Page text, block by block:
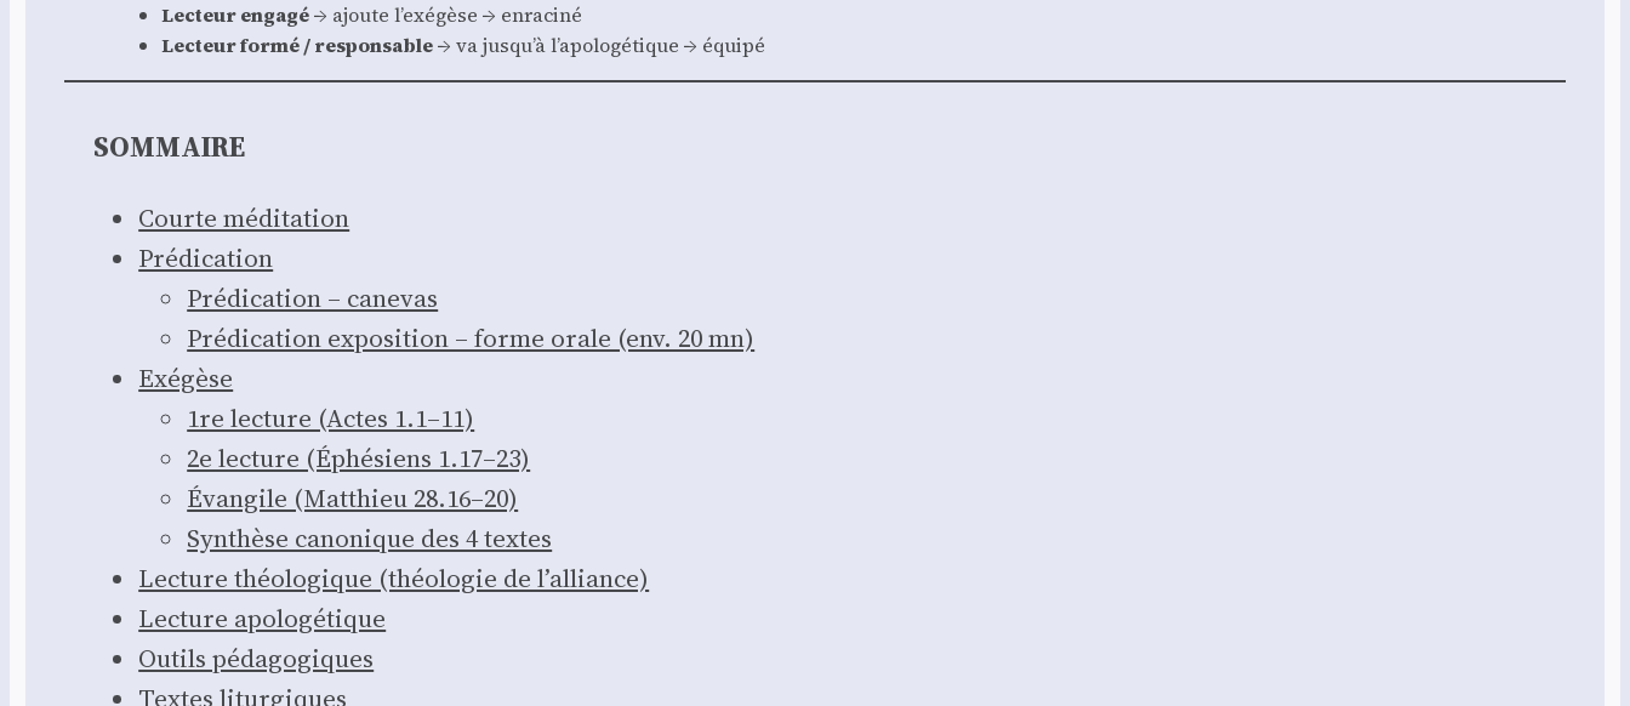
Lec­teur enga­gé→ ajoute l’exégèse → enra­ci­né
Lec­teur for­mé / res­pon­sable→ va jusqu’à l’apologétique → équi­pé
SOMMAIRE
Courte médi­ta­tion
Pré­di­ca­tion
Pré­di­ca­tion – cane­vas
Pré­di­ca­tion expo­si­tion – forme orale (env. 20 mn)
Exé­gèse
1re lec­ture (Actes 1.1–11)
2e lec­ture (Éphé­siens 1.17–23)
Évan­gile (Mat­thieu 28.16–20)
Syn­thèse cano­nique des 4 textes
Lec­ture théo­lo­gique (théo­lo­gie de l’al­liance)
Lec­ture apo­lo­gé­tique
Outils péda­go­giques
Textes litur­giques